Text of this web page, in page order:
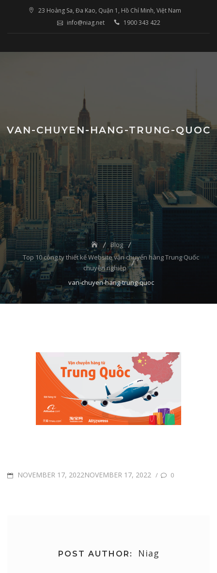
23 Hoàng Sa, Đa Kao, Quận 1, Hồ Chí Minh, Việt Nam
info@niag.net
1900 343 422
VAN-CHUYEN-HANG-TRUNG-QUOC
Blog
Top 10 công ty thiết kế Website vận chuyển hàng Trung Quốc
chuyên nghiệp
van-chuyen-hang-trung-quoc
POSTEDNOVEMBER 17, 2022NOVEMBER 17, 2022 / 0
POST AUTHOR: Niag